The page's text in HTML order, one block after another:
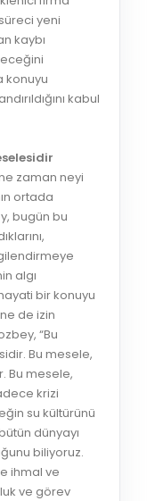
yeni
kaybı
konuyu
kabul
zaman neyi
ortada
bugün bu
algı
bir konuyu
de izin
“Bu
Bu mesele,
Bu mesele,
krizi
su kültürünü
dünyayı
biliyoruz.
ihmal ve
ve görev